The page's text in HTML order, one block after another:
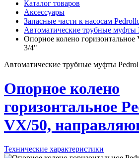
Каталог товаров
Аксессуары
Запасные части к насосам
Автоматические трубные муфты
Опорное колено
3/4"
Автоматические трубные муфты
Опорное колено
горизонтальное
VX/50,
Технические характеристики